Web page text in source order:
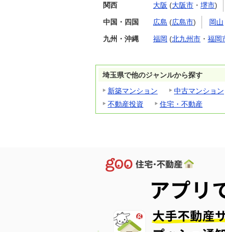
関西 大阪 (大阪市 ・ 堺市)
中国・四国 広島 (広島市) 岡山
九州・沖縄 福岡 (北九州市 ・ 福岡
埼玉県で他のジャンルから探す
新築マンション
中古マンション
不動産投資
住宅・不動産